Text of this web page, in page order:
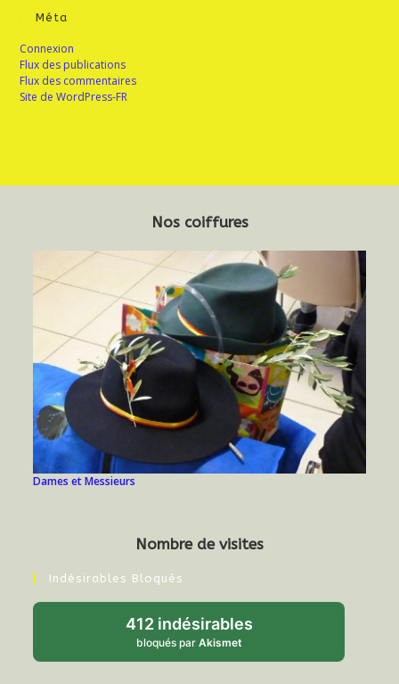
Méta
Connexion
Flux des publications
Flux des commentaires
Site de WordPress-FR
Nos coiffures
Dames et Messieurs
Nombre de visites
Indésirables Bloqués
412 indésirables
bloqués par Akismet